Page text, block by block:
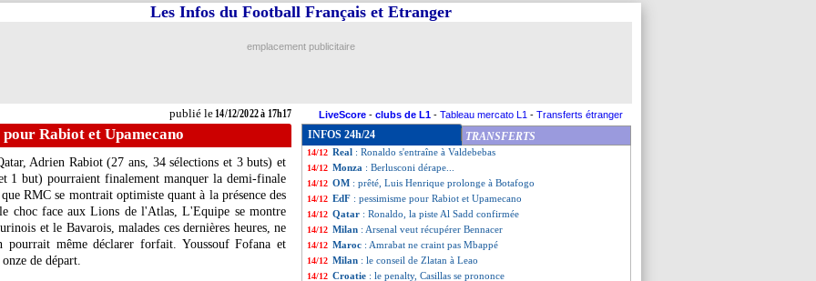
publié le14/12/2022 à 17h17
Les Infos du Football Français et Etranger
emplacement publicitaire
LiveScore - clubs de L1 - Tableau mercato L1 - Transferts étranger
pour Rabiot et Upamecano
Adrien Rabiot (27 ans, 34 sélections et 3 buts) et
1 but) pourraient finalement manquer la demi-finale
RMC se montrait optimiste quant à la présence des
choc face aux Lions de l'Atlas, L'Equipe se montre
et le Bavarois, malades ces dernières heures, ne
pourrait même déclarer forfait. Youssouf Fofana et
de départ.
INFOS 24h/24 TRANSFERTS
14/12 France-Maroc: Debbouze supportera... les deux
14/12 EdF: Lloris va entrer dans l'histoire de la CdM
14/12 EdF: le forfait de Rabiot se confirme !
14/12 Sondage MF : optimisme pour les Bleus !
14/12 Real : Ronaldo s'entraîne à Valdebebas
14/12 Monza : Berlusconi dérape...
14/12 OM : prêté, Luis Henrique prolonge à Botafogo
14/12 EdF : pessimisme pour Rabiot et Upamecano
14/12 Qatar : Ronaldo, la piste Al Sadd confirmée
14/12 Milan : Arsenal veut récupérer Bennacer
14/12 Maroc : Amrabat ne craint pas Mbappé
14/12 Milan : le conseil de Zlatan à Leao
14/12 Croatie : le penalty, Casillas se prononce